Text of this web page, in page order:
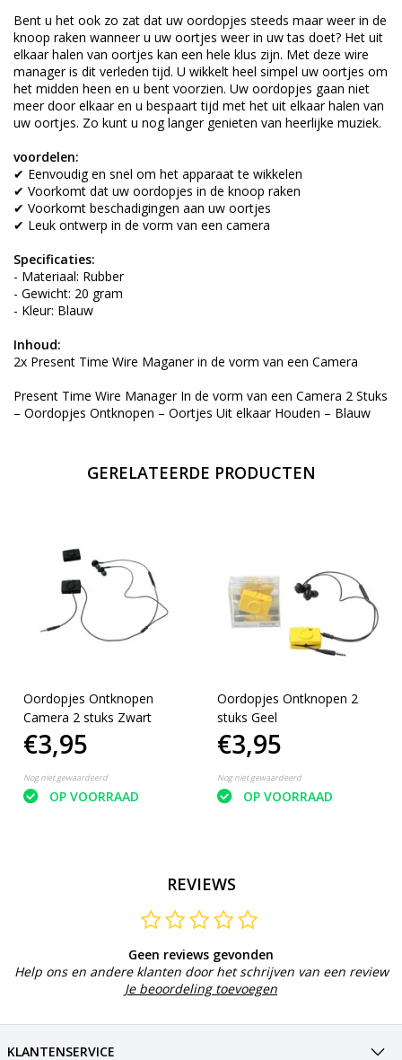
Bent u het ook zo zat dat uw oordopjes steeds maar weer in de
knoop raken wanneer u uw oortjes weer in uw tas doet? Het uit
elkaar halen van oortjes kan een hele klus zijn. Met deze wire
manager is dit verleden tijd. U wikkelt heel simpel uw oortjes om
het midden heen en u bent voorzien. Uw oordopjes gaan niet
meer door elkaar en u bespaart tijd met het uit elkaar halen van
uw oortjes. Zo kunt u nog langer genieten van heerlijke muziek.
voordelen:
✔ Eenvoudig en snel om het apparaat te wikkelen
✔ Voorkomt dat uw oordopjes in de knoop raken
✔ Voorkomt beschadigingen aan uw oortjes
✔ Leuk ontwerp in de vorm van een camera
Specificaties:
- Materiaal: Rubber
- Gewicht: 20 gram
- Kleur: Blauw
Inhoud:
2x Present Time Wire Maganer in de vorm van een Camera
Present Time Wire Manager In de vorm van een Camera 2 Stuks
– Oordopjes Ontknopen – Oortjes Uit elkaar Houden – Blauw
GERELATEERDE PRODUCTEN
Oordopjes Ontknopen
Camera 2 stuks Zwart
€3,95
Nog niet gewaardeerd
OP VOORRAAD
Oordopjes Ontknopen 2
stuks Geel
€3,95
Nog niet gewaardeerd
OP VOORRAAD
REVIEWS
Geen reviews gevonden
Help ons en andere klanten door het schrijven van een review
Je beoordeling toevoegen
KLANTENSERVICE